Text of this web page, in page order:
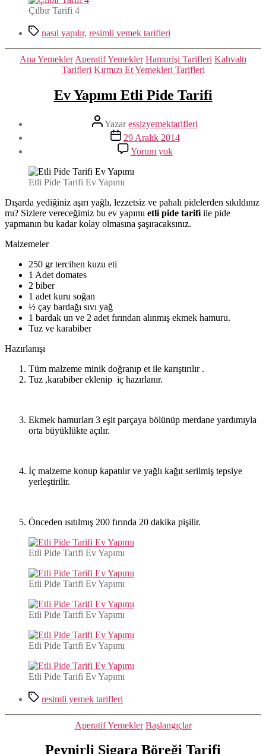
Çılbır Tarifi 4
Etiketler
nasıl yapılır, resimli yemek tarifleri
Kategoriler
Ana Yemekler Aperatif Yemekler Hamurişi Tarifleri Kahvaltı
Tarifleri Kırmızı Et Yemekleri Tarifleri
Ev Yapımı Etli Pide Tarifi
Yazının
yazarı
Yazaressizyemektarifleri
Yazı
tarihi
29 Aralık 2014
Yorum yokEv
Yapımı
Etli Pide Tarifi Ev Yapımı
Dışarda yediğiniz aşırı yağlı, lezzetsiz ve pahalı pidelerden sıkıldınız
mı? Sizlere vereceğimiz bu ev yapımı etli pide tarifi ile pide
yapmanın bu kadar kolay olmasına şaşıracaksınız.
Malzemeler
250 gr tercihen kuzu eti
1 Adet domates
2 biber
1 adet kuru soğan
½ çay bardağı sıvı yağ
1 bardak un ve 2 adet fırından alınmış ekmek hamuru.
Tuz ve karabiber
Hazırlanışı
Tüm malzeme minik doğranıp et ile karıştırılır .
Tuz ,karabiber eklenip iç hazırlanır.
Ekmek hamurları 3 eşit parçaya bölünüp merdane yardımıyla
orta büyüklükte açılır.
İç malzeme konup kapatılır ve yağlı kağıt serilmiş tepsiye
yerleştirilir.
Önceden ısıtılmış 200 fırında 20 dakika pişilir.
Etli Pide Tarifi Ev Yapımı
Etli Pide Tarifi Ev Yapımı
Etli Pide Tarifi Ev Yapımı
Etli Pide Tarifi Ev Yapımı
Etli Pide Tarifi Ev Yapımı
Etiketler
resimli yemek tarifleri
Kategoriler
Aperatif Yemekler Başlangıçlar
Peynirli Sigara Böreği Tarifi